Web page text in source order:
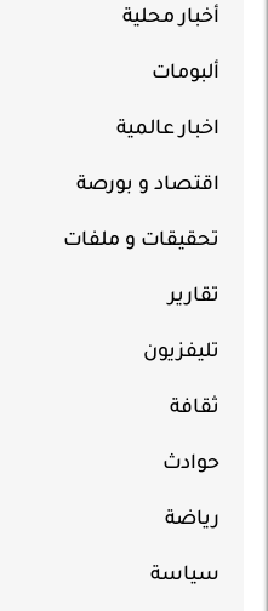
أخبار محلية
ألبومات
اخبار عالمية
اقتصاد و بورصة
تحقيقات و ملفات
تقارير
تليفزيون
ثقافة
حوادث
رياضة
سياسة